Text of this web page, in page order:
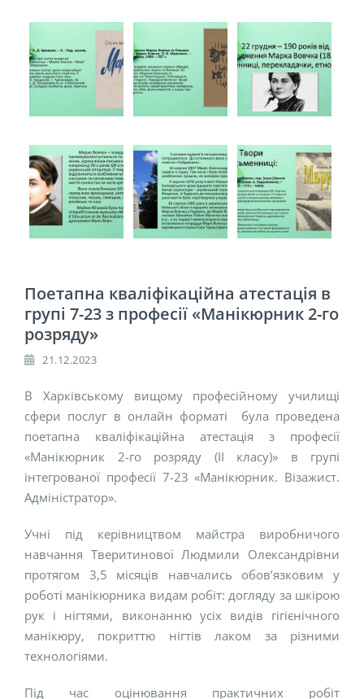
Поетапна кваліфікаційна атестація в
групі 7-23 з професії «Манікюрник 2-го
розряду»
21.12.2023
В Харківському вищому професійному училищі
сфери послуг в онлайн форматі була проведена
поетапна кваліфікаційна атестація з професії
«Манікюрник 2-го розряду (ІІ класу)» в групі
інтегрованої професії 7-23 «Манікюрник. Візажист.
Адміністратор».
Учні під керівництвом майстра виробничого
навчання Тверитинової Людмили Олександрівни
протягом 3,5 місяців навчались обов’язковим у
роботі манікюрника видам робіт: догляду за шкірою
рук і нігтями, виконанню усіх видів гігієнічного
манікюру, покриттю нігтів лаком за різними
технологіями.
Під час оцінювання практичних робіт